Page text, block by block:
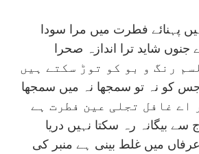
پہنائے فطرت ميں مرا سودا
جنوں شايد ترا اندازہ صحرا
رنگ و بو کو توڑ سکتے ہيں
کو نہ تو سمجھا نہ ميں سمجھا
اے غافل تجلی عين فطرت ہے
سے بيگانہ رہ سکتا نہيں دريا
ميں غلط بينی ہے منبر کی